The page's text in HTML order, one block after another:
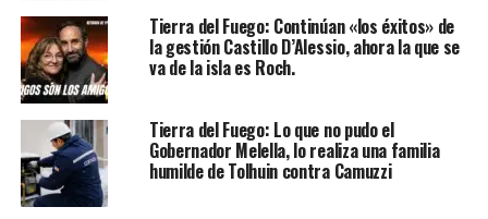
Tierra del Fuego: Continúan «los éxitos» de
la gestión Castillo D’Alessio, ahora la que se
va de la isla es Roch.
Tierra del Fuego: Lo que no pudo el
Gobernador Melella, lo realiza una familia
humilde de Tolhuin contra Camuzzi